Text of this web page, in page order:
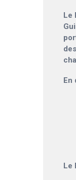
Le
En
Le